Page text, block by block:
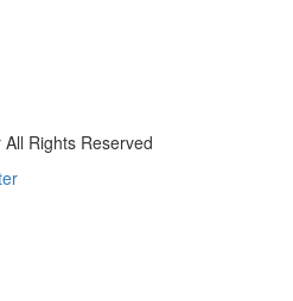
Rights Reserved